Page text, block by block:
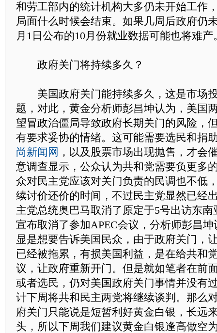
和劳工部内的统计机构大多仍未开始工作
局面什么时候会结束。如果几周后政府仍
月1日公布的10月份就业数据可能也将难产
政府关门将持续多久？
美国政府关门能持续多久，这是市场
题，对此，黄金分析师彭昌坤认为，美国
望冒政治僵局导致政府长期关门的风险，
有要求妥协的情绪。这可能需要选民和捐
尚新闻网 ，以及股票市场出现抛售，才会
意调查显示，公众认为共和党需要负更多
众对民主党应该对关门负责的民调也不低
续讨价还价的时间，不过民主党显然已经
主党总统奥巴马取消了原定于5号出访东
宣布取消了参加APEC会议，分析师彭昌
显是想要告诉美国民众，由于政府关门，
已经被拖累，有损美国利益，是在给共和
议，让政府重新开门。但是就如笔者在前
或者选民，仍对美国政府关门事情并没有
计下周将共和民主两党将继续谈判。那么
府关门只能说是短暂利好黄金白银，长远
头，所以下周我们建议黄金白银逢高做空